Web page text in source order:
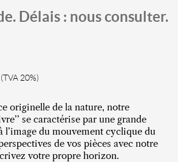
Délais : nous consulter.
(TVA 20%)
originelle de la nature, notre
se caractérise par une grande
l’image du mouvement cyclique du
de vos pièces avec notre
votre propre horizon.